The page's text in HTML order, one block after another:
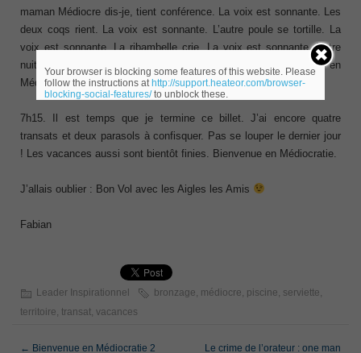
maman Médiocre dis-je, tient conférence. La voix est sonnante. Les
deux coqs rient. La voix est sonnante. L’autre poule se tortille. La
voix est sonnante. La ribambelle crie. La voix est sonnante. Votre
nuit est finie. Mais ma voix parfois sonne aussi. Bienvenue en
Médiocratie.
7h15. Il est temps que je termine ce billet. J’ai encore quatre
transats et deux parasols à confisquer. Pas se louper le dernier jour
! Les vacances aussi sont bientôt finies. Bienvenue en Médiocratie.
J’allais oublier : Bon Vol avec les Aigles les Amis
Fabian
Leader Inspirationnel bronzage médiocre piscine serviette
territoire transat vacances
← Bienvenue en Médiocratie 2
Le crime de l’orateur : one man
Your browser is blocking some features of this website. Please
follow the instructions at http://support.heateor.com/browser-
blocking-social-features/to unblock these.